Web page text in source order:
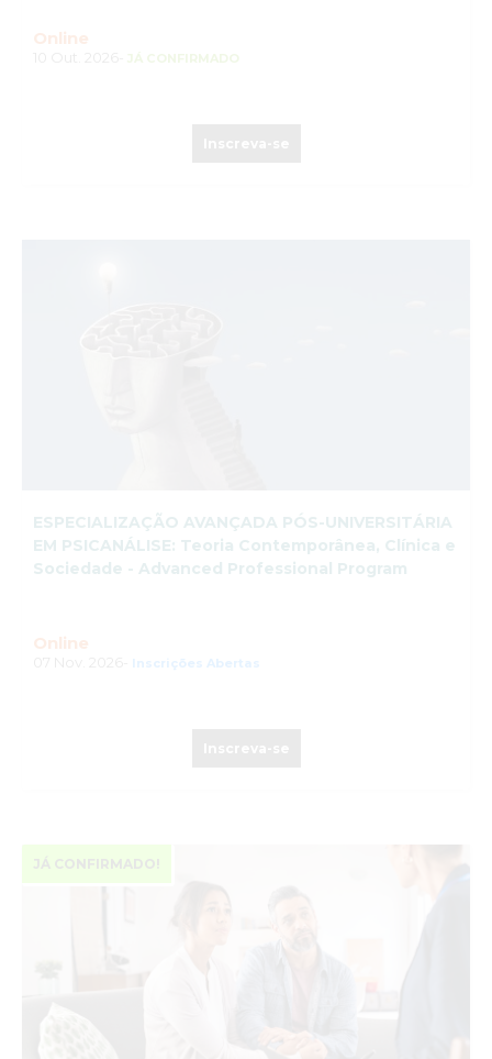
Online
JÁ CONFIRMADO
ESPECIALIZAÇÃO AVANÇADA PÓS-UNIVERSITÁRIA
EM PSICANÁLISE: Teoria Contemporânea, Clínica e
Sociedade - Advanced Professional Program
Online
Inscrições Abertas
JÁ CONFIRMADO!